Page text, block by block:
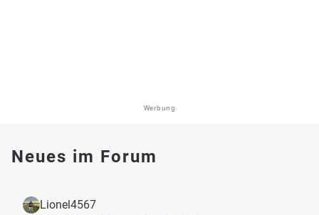
Werbung
Neues im Forum
Lionel4567